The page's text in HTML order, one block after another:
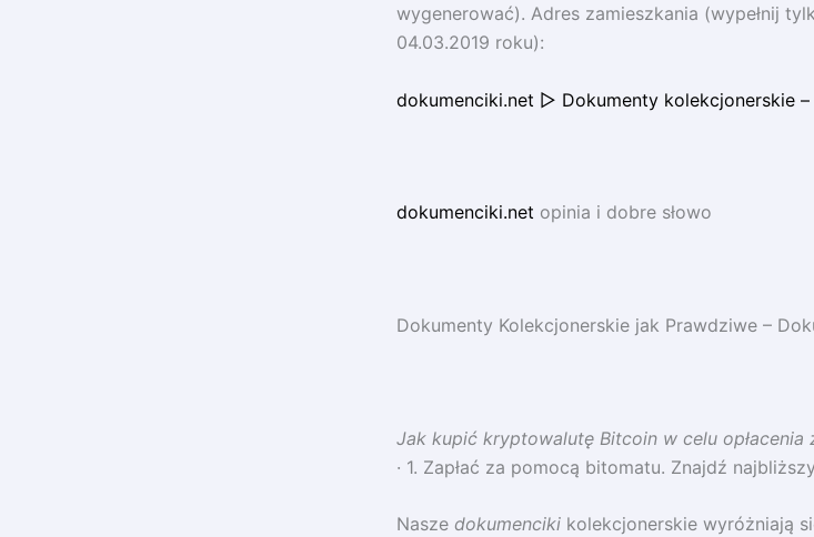
wygenerować). Adres zamieszkania (wypełnij
04.03.2019 roku):
dokumenciki.net ▷ Dokumenty kolekcjonerskie –
dokumenciki.net opinia i dobre słowo
Dokumenty Kolekcjonerskie jak Prawdziwe –
Jak kupić kryptowalutę Bitcoin w celu opłacenia
· 1. Zapłać za pomocą bitomatu. Znajdź
Nasze dokumenciki kolekcjonerskie wyróżniają